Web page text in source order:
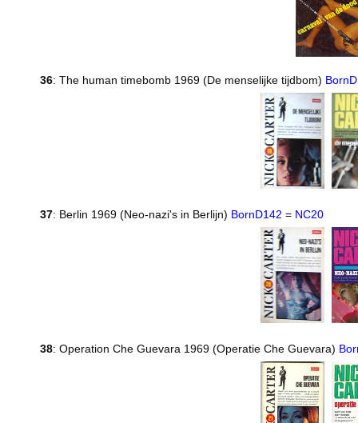
36: The human timebomb 1969 (De menselijke tijdbom)
37: Berlin 1969 (Neo-nazi's in Berlijn) BornD142 = NC20
38: Operation Che Guevara 1969 (Operatie Che Guevara)